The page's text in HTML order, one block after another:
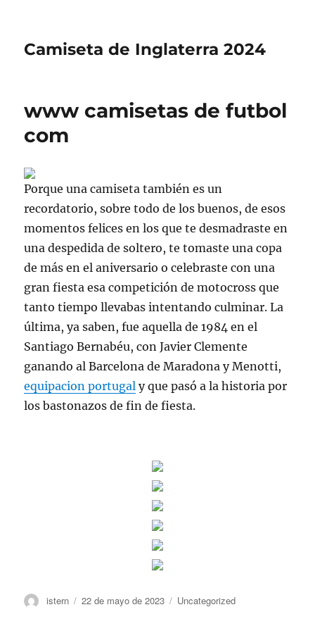
Camiseta de Inglaterra 2024
www camisetas de futbol
com
Porque una camiseta también es un
recordatorio, sobre todo de los buenos, de esos
momentos felices en los que te desmadraste en
una despedida de soltero, te tomaste una copa
de más en el aniversario o celebraste con una
gran fiesta esa competición de motocross que
tanto tiempo llevabas intentando culminar. La
última, ya saben, fue aquella de 1984 en el
Santiago Bernabéu, con Javier Clemente
ganando al Barcelona de Maradona y Menotti,
equipacion portugal y que pasó a la historia por
los bastonazos de fin de fiesta.
Autor
istern
Publicado
22 de mayo de 2023 Categorías
Uncategorized